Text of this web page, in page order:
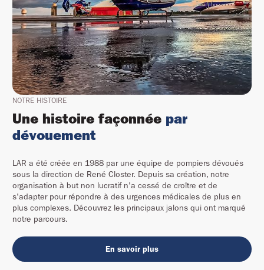
NOTRE HISTOIRE
Une histoire façonnée par
dévouement
LAR a été créée en 1988 par une équipe de pompiers dévoués
sous la direction de René Closter. Depuis sa création, notre
organisation à but non lucratif n'a cessé de croître et de
s'adapter pour répondre à des urgences médicales de plus en
plus complexes. Découvrez les principaux jalons qui ont marqué
notre parcours.
En savoir plus